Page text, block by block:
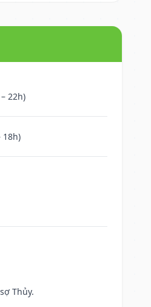
22h)
18h)
Thủy.